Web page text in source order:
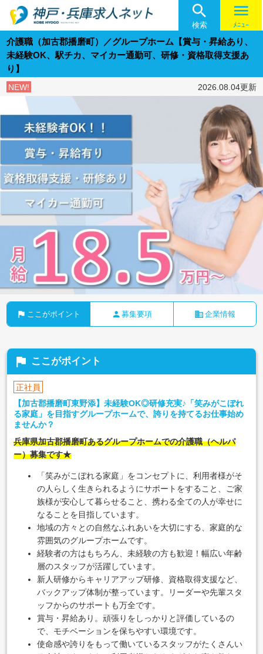

検索
menu
ﾒﾆｭｰ
介護職（加古郡播磨町）／グループホーム【賞与・昇給あり、
未経験OK、駅チカ、マイカー通勤可、研修・資格取得支援あ
り】
NEW! 2026.08.04更新
flag ここがポイント person 募集要項 business 企業情報
flag ここがポイント
正社員
【加古郡播磨町東野添】未経験OK◎研修充実♪「笑みがこぼれ
る家庭」を目指すグループホームで、誇りを持てるお仕事始め
ませんか？
兵庫県加古郡播磨町あるグループホームでの介護職（ヘルパ
ー）募集です★
「笑みがこぼれる家庭」をコンセプトに、利用者様がそ
の人らしく生きられるようにサポートをすること、ご家
族様が安心して暮らせること、携わる全ての人が幸せに
なることを目指しています。
地域の方々との自然なふれあいを大切にする、家庭的な
雰囲気のグループホームです。
経験者の方はもちろん、未経験の方も歓迎！幅広い年齢
層のスタッフが活躍しています。
新人研修からキャリアアップ研修、資格取得支援など、
バックアップ体制が整っています。リーダーや先輩スタ
ッフからのサポートも万全です。
賞与・昇給あり。頑張りをしっかりと評価しているの
で、モチベーションを保ちやすい環境です。
使命感や誇りをもって働いているスタッフがたくさんい